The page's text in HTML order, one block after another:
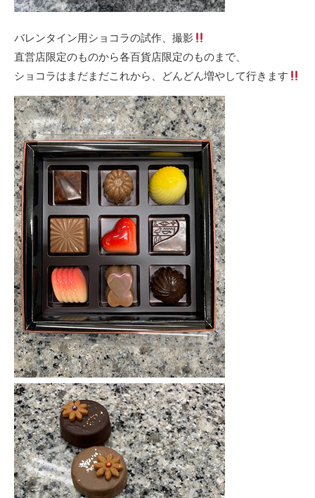
バレンタイン用ショコラの試作、撮影
直営店限定のものから各百貨店限定のものまで、
ショコラはまだまだこれから、どんどん増やして行きます